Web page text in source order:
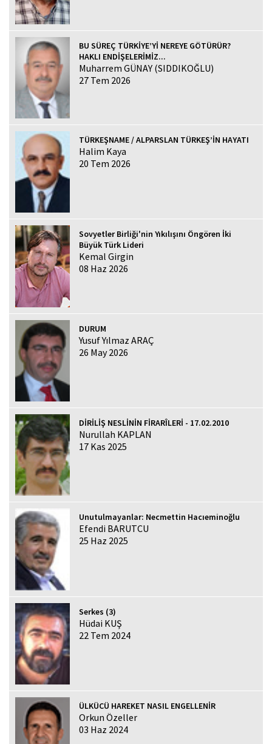
BU SÜREÇ TÜRKİYE’Yİ NEREYE GÖTÜRÜR?
HAKLI ENDİŞELERİMİZ...
Muharrem GÜNAY (SIDDIKOĞLU)
27 Tem 2026
TÜRKEŞNAME / ALPARSLAN TÜRKEŞ’İN HAYATI
Halim Kaya
20 Tem 2026
Sovyetler Birliği'nin Yıkılışını Öngören İki
Büyük Türk Lideri
Kemal Girgin
08 Haz 2026
DURUM
Yusuf Yılmaz ARAÇ
26 May 2026
DİRİLİŞ NESLİNİN FİRARÎLERİ - 17.02.2010
Nurullah KAPLAN
17 Kas 2025
Unutulmayanlar: Necmettin Hacıeminoğlu
Efendi BARUTCU
25 Haz 2025
Serkes (3)
Hüdai KUŞ
22 Tem 2024
ÜLKÜCÜ HAREKET NASIL ENGELLENİR
Orkun Özeller
03 Haz 2024